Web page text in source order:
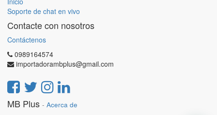
Soporte de chat en vivo
Contacte con nosotros
Contáctenos
0989164574
importadorambplus@gmail.com
MB Plus - Acerca de